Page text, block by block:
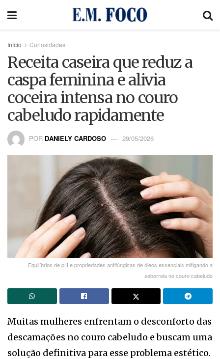
Início Curiosidades
Receita caseira que reduz a
caspa feminina e alivia
coceira intensa no couro
cabeludo rapidamente
POR DANIELY CARDOSO 29/05/2026
Equilíbrios de pH e propriedades antifúngicas de óleos essenciais mitigando a
seborreia no couro cabeludo
Muitas mulheres enfrentam o desconforto das
descamações no couro cabeludo e buscam uma
solução definitiva para esse problema estético.